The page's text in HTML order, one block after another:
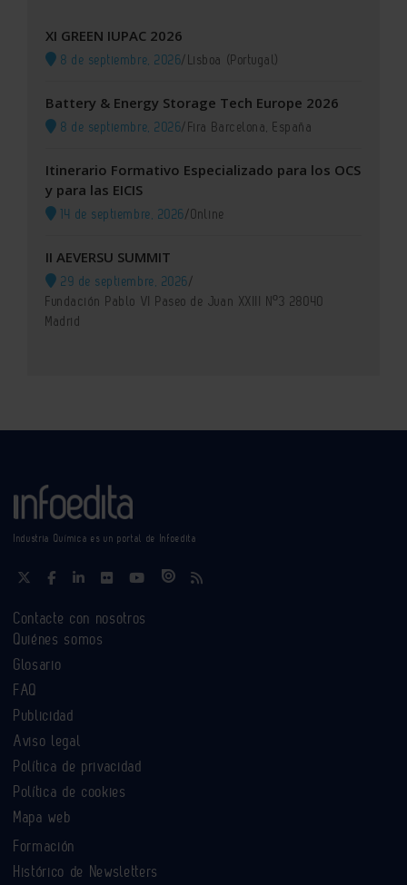
XI GREEN IUPAC 2026
8 de septiembre, 2026/Lisboa (Portugal)
Battery & Energy Storage Tech Europe 2026
8 de septiembre, 2026/Fira Barcelona, España
Itinerario Formativo Especializado para los OCS
y para las EICIS
14 de septiembre, 2026/Online
II AEVERSU SUMMIT
29 de septiembre, 2026/
Fundación Pablo VI Paseo de Juan XXIII Nº3 28040
Madrid
Industria Química es un portal de Infoedita
Contacte con nosotros
Quiénes somos
Glosario
FAQ
Publicidad
Aviso legal
Política de privacidad
Política de cookies
Mapa web
Formación
Histórico de Newsletters